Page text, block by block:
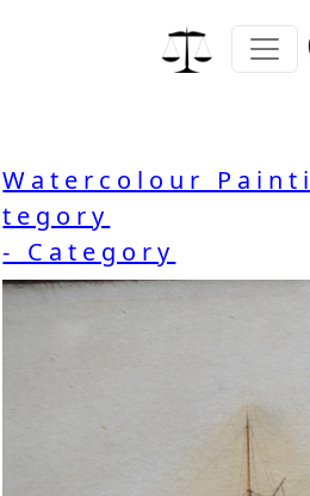
Watercolour
tegory
- Category